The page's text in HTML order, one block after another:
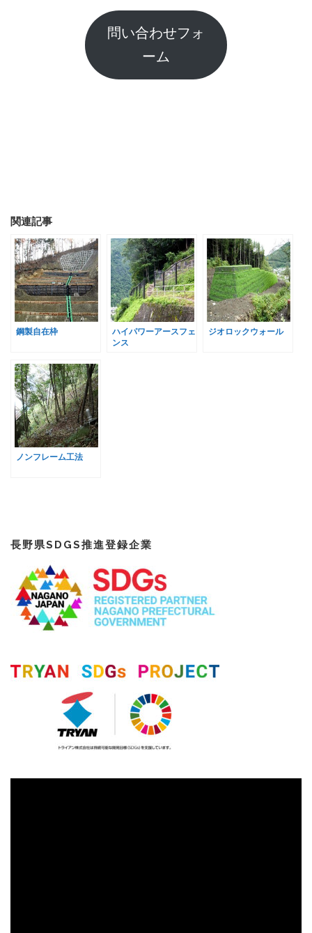
問い合わせフォ
ーム
関連記事
鋼製自在枠
ハイパワーアースフェ
ンス
ジオロックウォール
ノンフレーム工法
長野県SDGS推進登録企業